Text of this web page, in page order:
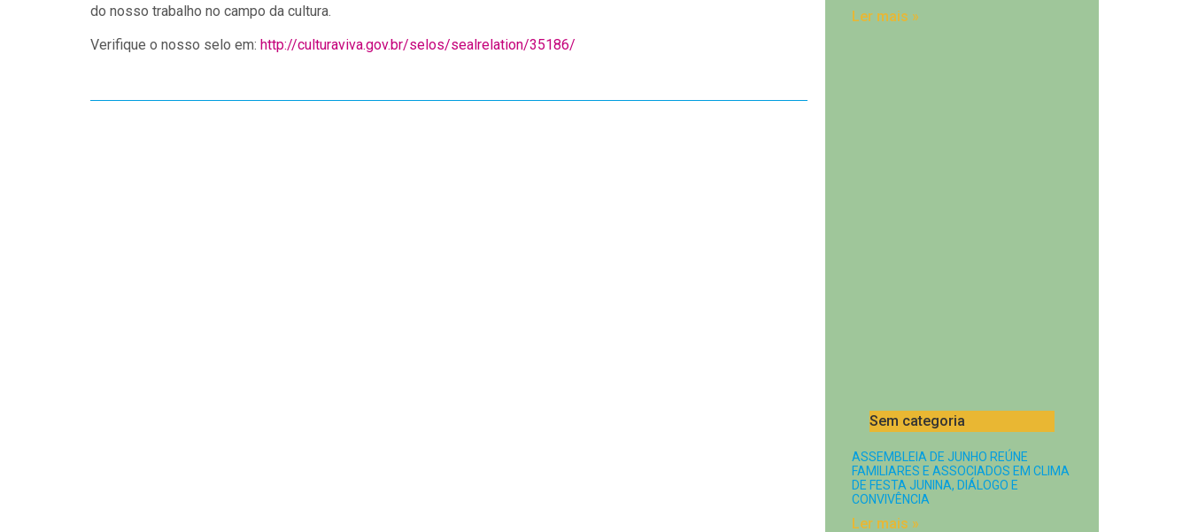
do nosso trabalho no campo da cultura.
Verifique o nosso selo em: http://culturaviva.gov.br/selos/sealrelation/35186/
Ler mais »
Sem categoria
ASSEMBLEIA DE JUNHO REÚNE
FAMILIARES E ASSOCIADOS EM CLIMA
DE FESTA JUNINA, DIÁLOGO E
CONVIVÊNCIA
Ler mais »